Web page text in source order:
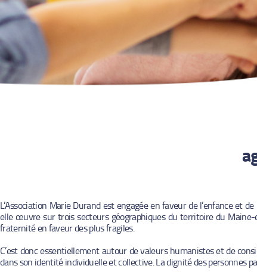
L’Association Marie Durand est engagée en faveur de l’enfance
elle œuvre sur trois secteurs géographiques du territoire du
fraternité en faveur des plus fragiles.
C’est donc essentiellement autour de valeurs humanistes et de
dans son identité individuelle et collective. La dignité des personnes